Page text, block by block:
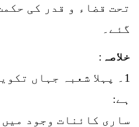
تحت قضاء و قدر کی
گئے۔
خلاصہ :
1۔ پہلا شعبہ جہاں
ہے:
ساری کائنات وجود